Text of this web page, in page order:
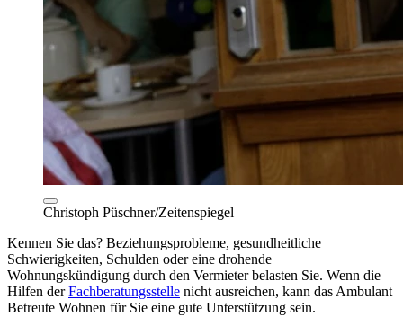
Christoph Püschner/Zeitenspiegel
Kennen Sie das? Beziehungsprobleme, gesundheitliche
Schwierigkeiten, Schulden oder eine drohende
Wohnungskündigung durch den Vermieter belasten Sie. Wenn die
Hilfen derFachberatungsstelle nicht ausreichen, kann das Ambulant
Betreute Wohnen für Sie eine gute Unterstützung sein.